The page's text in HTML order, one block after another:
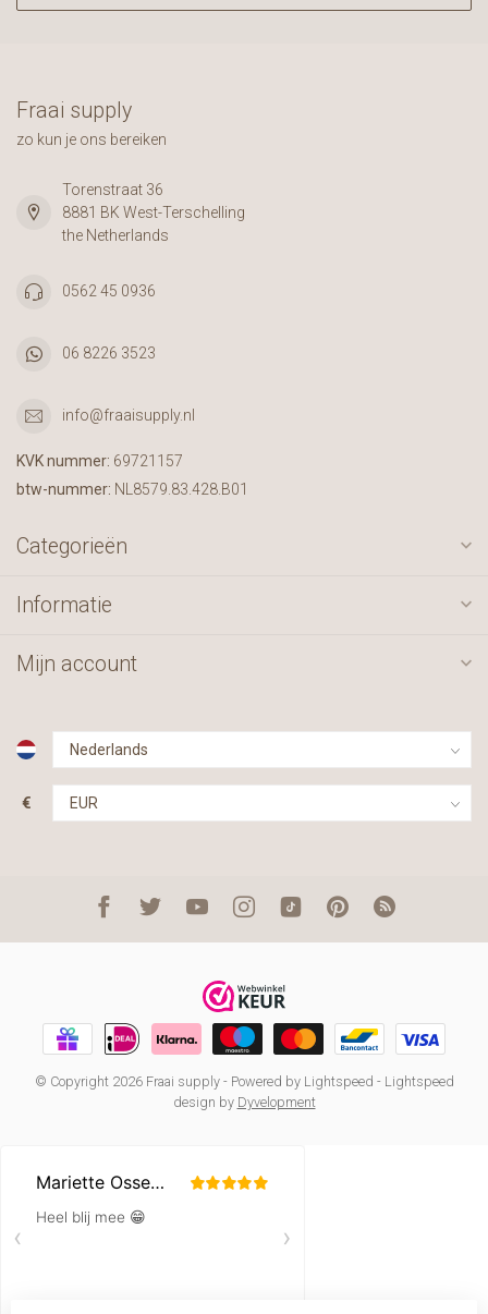
Fraai supply
zo kun je ons bereiken
Torenstraat 36
8881 BK West-Terschelling
the Netherlands
0562 45 0936
06 8226 3523
info@fraaisupply.nl
KVK nummer: 69721157
btw-nummer: NL8579.83.428.B01
Categorieën
Informatie
Mijn account
€
© Copyright 2026 Fraai supply- Powered by Lightspeed - Lightspeed
design by Dyvelopment